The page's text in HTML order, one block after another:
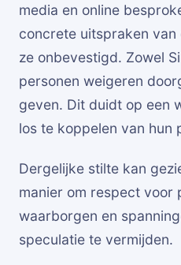
media en online
concrete uitspraken
ze onbevestigd. Zowel
personen weigeren
geven. Dit duidt op een
los te koppelen van hun
Dergelijke stilte kan
manier om respect voor
waarborgen en
speculatie te vermijden.